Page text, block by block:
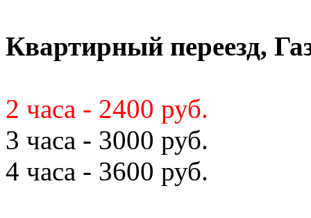
Квартирный переезд,
2 часа - 2400 руб.
3 часа - 3000 руб.
4 часа - 3600 руб.